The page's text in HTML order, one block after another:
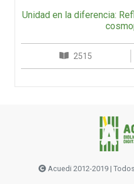
Unidad en la diferencia:
2515
Acuedi 2012-2019 |